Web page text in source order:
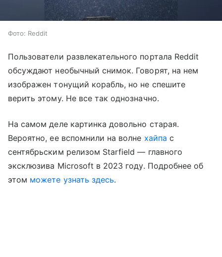
Фото: Reddit
Пользователи развлекательного портала Reddit
обсуждают необычный снимок. Говорят, на нем
изображен тонущий корабль, но не спешите
верить этому. Не все так однозначно.
На самом деле картинка довольно старая.
Вероятно, ее вспомнили на волне хайпа с
сентябрьским релизом Starfield — главного
эксклюзива Microsoft в 2023 году. Подробнее об
этом можете узнать здесь.